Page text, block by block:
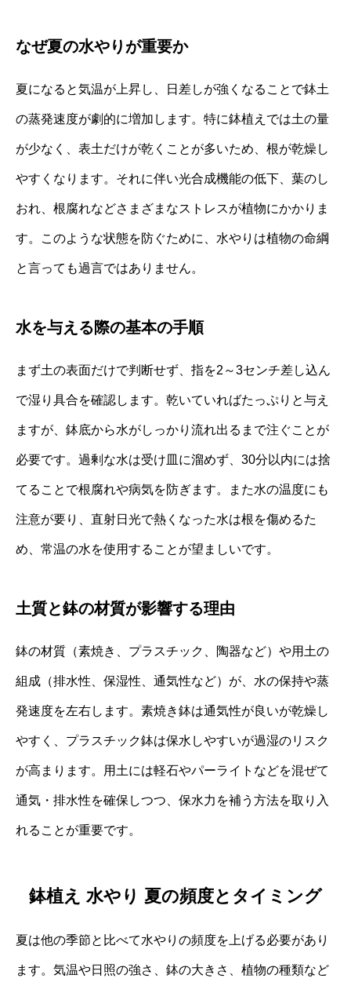
なぜ夏の水やりが重要か
夏になると気温が上昇し、日差しが強くなることで鉢土
の蒸発速度が劇的に増加します。特に鉢植えでは土の量
が少なく、表土だけが乾くことが多いため、根が乾燥し
やすくなります。それに伴い光合成機能の低下、葉のし
おれ、根腐れなどさまざまなストレスが植物にかかりま
す。このような状態を防ぐために、水やりは植物の命綱
と言っても過言ではありません。
水を与える際の基本の手順
まず土の表面だけで判断せず、指を2～3センチ差し込ん
で湿り具合を確認します。乾いていればたっぷりと与え
ますが、鉢底から水がしっかり流れ出るまで注ぐことが
必要です。過剰な水は受け皿に溜めず、30分以内には捨
てることで根腐れや病気を防ぎます。また水の温度にも
注意が要り、直射日光で熱くなった水は根を傷めるた
め、常温の水を使用することが望ましいです。
土質と鉢の材質が影響する理由
鉢の材質（素焼き、プラスチック、陶器など）や用土の
組成（排水性、保湿性、通気性など）が、水の保持や蒸
発速度を左右します。素焼き鉢は通気性が良いが乾燥し
やすく、プラスチック鉢は保水しやすいが過湿のリスク
が高まります。用土には軽石やパーライトなどを混ぜて
通気・排水性を確保しつつ、保水力を補う方法を取り入
れることが重要です。
鉢植え 水やり 夏の頻度とタイミング
夏は他の季節と比べて水やりの頻度を上げる必要があり
ます。気温や日照の強さ、鉢の大きさ、植物の種類など